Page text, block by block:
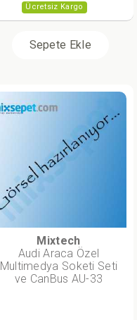
Ücretsiz Kargo
Sepete Ekle
Mixtech
Audi Araca Özel
Multimedya Soketi Seti
ve CanBus AU-33